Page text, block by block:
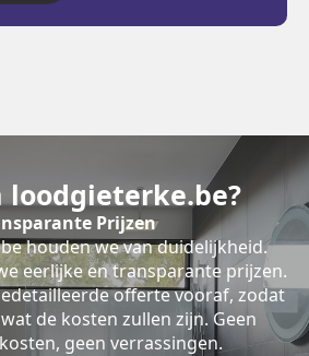
loodgieterke.be?
Prijzen
houden we van duidelijkheid.
eerlijke en transparante prijzen.
offerte vooraf, zodat
de kosten zullen zijn. Geen
geen verrassingen.